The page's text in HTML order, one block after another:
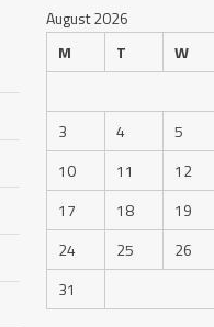
August 2026
M
T W
3
4 5
10
11 12
17
18 19
24
25 26
31